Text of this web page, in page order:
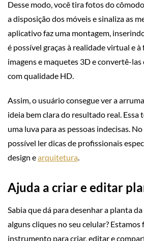
Desse modo, você tira fotos do
a disposição dos móveis e sinaliza as
aplicativo faz uma montagem,
é possível graças à realidade virtual e
imagens e maquetes 3D e convertê-
com qualidade HD.
Assim, o usuário consegue ver a
ideia bem clara do resultado real. Essa
uma luva para as pessoas indecisas.
possível ler dicas de profissionais
design earquitetura.
Ajuda a criar e editar
Sabia que dá para desenhar a planta
alguns cliques no seu celular?
instrumento para criar, editar e